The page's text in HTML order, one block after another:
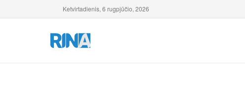
Ketvirtadienis, 6 rugpjūčio, 2026